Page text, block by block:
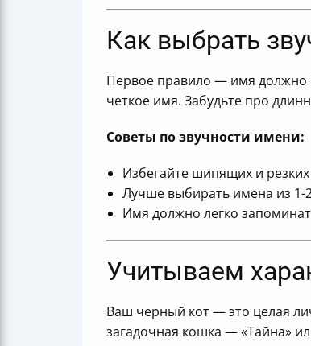
Алфавитный список имен
Полезные ссылки
Как выбрать
Первое правило — имя должно
четкое имя. Забудьте про
Советы по звучности имени:
Избегайте шипящих и резких
Лучше выбирать имена из 1-
Имя должно легко
Учитываем
Ваш черный кот — это целая
загадочная кошка — «Тайна»